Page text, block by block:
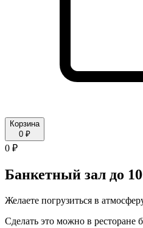
Корзина
0 ₽
0 ₽
Банкетный зал до
Желаете погрузиться в
Сделать это можно в